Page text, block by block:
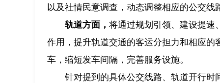
以及社情民意调查，动态调整相应的公交线
轨道方面， 将通过规划引领、建设提速
作用，提升轨道交通的客运分担力和相应
车，缩短发车间隔，完善服务设施。
针对提到的具体公交线路、轨道开行